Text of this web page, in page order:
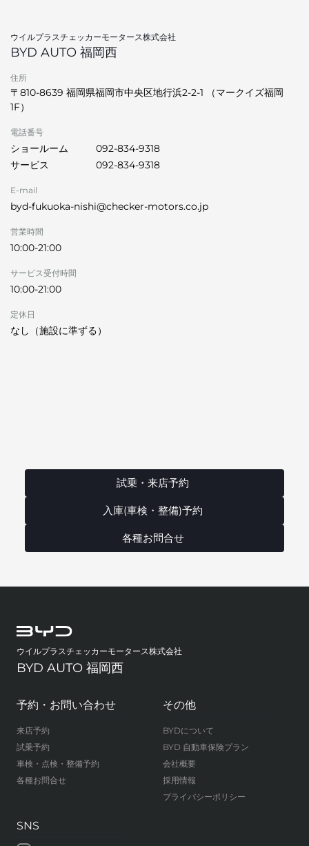
ウイルプラスチェッカーモータース株式会社
BYD AUTO 福岡西
住所
〒810-8639 福岡県福岡市中央区地行浜2-2-1 （マークイズ福岡
1F）
電話番号
ショールーム
092-834-9318
サービス
092-834-9318
E-mail
byd-fukuoka-nishi@checker-motors.co.jp
営業時間
10:00-21:00
サービス受付時間
10:00-21:00
定休日
なし（施設に準ずる）
試乗・来店予約
入庫(車検・整備)予約
各種お問合せ
ウイルプラスチェッカーモータース株式会社
BYD AUTO 福岡西
予約・お問い合わせ
来店予約
試乗予約
車検・点検・整備予約
各種お問合せ
その他
BYDについて
BYD 自動車保険プラン
会社概要
採用情報
プライバシーポリシー
SNS